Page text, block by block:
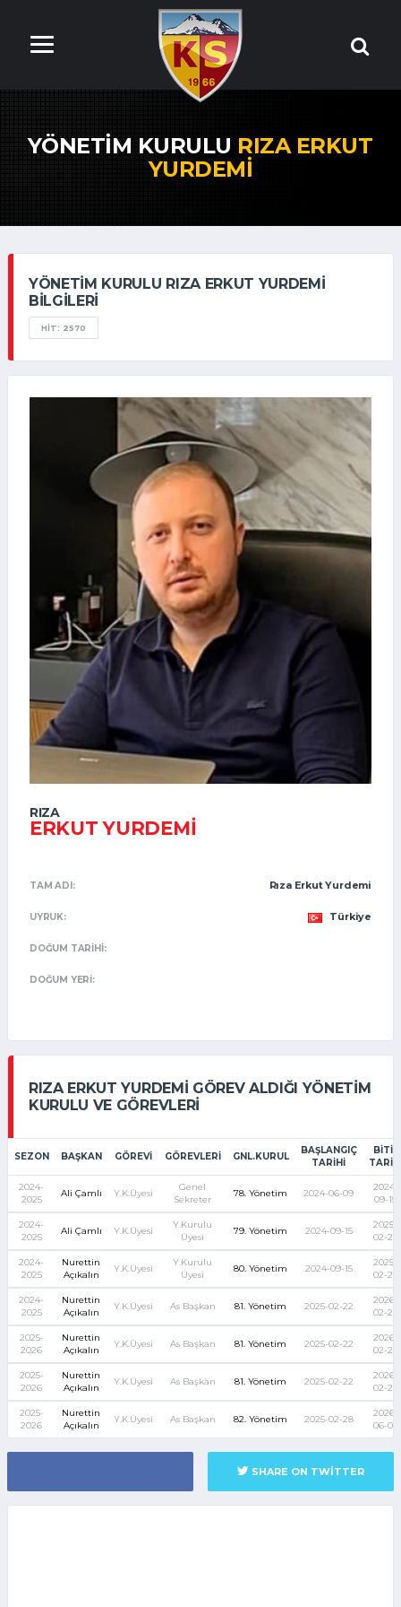
YÖNETIM KURULU RIZA ERKUT
YURDEMI
YÖNETIM KURULU RIZA ERKUT YURDEMI
BILGILERI
HIT: 2570
RIZA
ERKUT YURDEMI
TAM ADI: Rıza Erkut Yurdemi
UYRUK: Türkiye
DOĞUM TARIHI:
DOĞUM YERI:
RIZA ERKUT YURDEMI GÖREV ALDIĞI YÖNETIM
KURULU VE GÖREVLERI
SEZON BAŞKAN GÖREVI GÖREVLERI GNL.KURUL
BAŞLANGIÇ
TARIHI
BITIŞ
2024-
2025
Ali Çamlı Y.K.Üyesi
Genel
Sekreter
78. Yönetim 2024-06-09
2024-
09-15
2024-
2025
Ali Çamlı Y.K.Üyesi
Y.Kurulu
Üyesi
79. Yönetim 2024-09-15
2025-
02-22
2024-
2025
Nurettin
Açıkalın
Y.K.Üyesi
Y.Kurulu
Üyesi
80. Yönetim 2024-09-15
2025-
02-22
2024-
2025
Nurettin
Açıkalın
Y.K.Üyesi As Başkan 81. Yönetim 2025-02-22
2026-
02-28
2025-
2026
Nurettin
Açıkalın
Y.K.Üyesi As Başkan 81. Yönetim 2025-02-22
2026-
02-28
2025-
2026
Nurettin
Açıkalın
Y.K.Üyesi As Başkan 81. Yönetim 2025-02-22
2026-
02-28
2025-
2026
Nurettin
Açıkalın
Y.K.Üyesi As Başkan 82. Yönetim 2025-02-28
2026-
06-07
SHARE ON TWITTER